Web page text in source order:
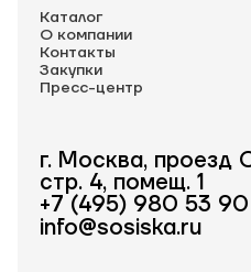
Каталог
О компании
Контакты
Закупки
Пресс-центр
г. Москва, проезд
стр. 4, помещ. 1
+7 (495) 980 53 90
info@sosiska.ru